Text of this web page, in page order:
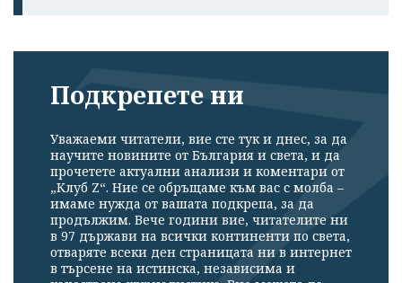
Подкрепете ни
Уважаеми читатели, вие сте тук и днес, за да
научите новините от България и света, и да
прочетете актуални анализи и коментари от
„Клуб Z“. Ние се обръщаме към вас с молба –
имаме нужда от вашата подкрепа, за да
продължим. Вече години вие, читателите ни
в 97 държави на всички континенти по света,
отваряте всеки ден страницата ни в интернет
в търсене на истинска, независима и